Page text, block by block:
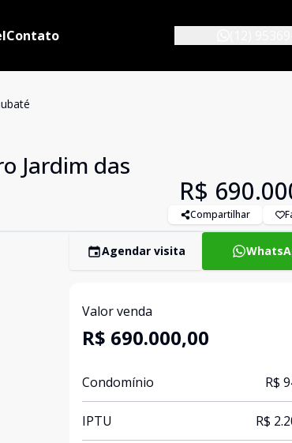
Contato
Jardim das
R$
Compartilhar
Agendar visita
Valor venda
R$ 690.000,00
Condomínio R$
IPTU R$